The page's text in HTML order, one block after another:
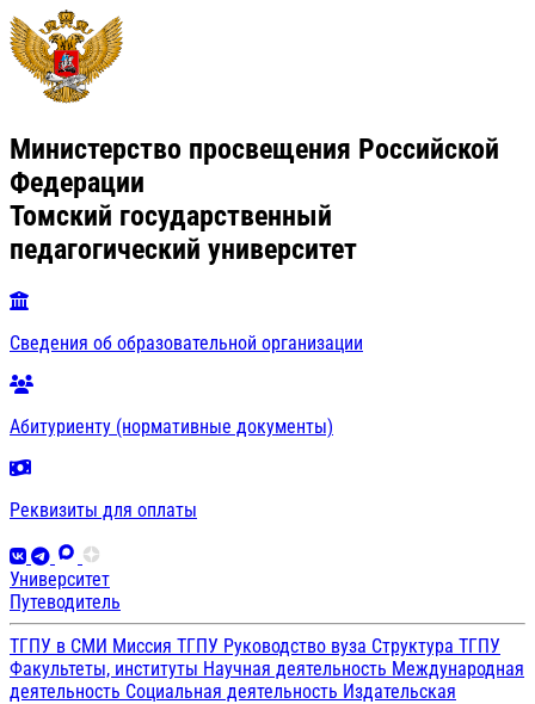
Министерство просвещения Российской
Федерации
Томский государственный
педагогический университет
Сведения об образовательной организации
Абитуриенту (нормативные документы)
Реквизиты для оплаты
Университет
Путеводитель
ТГПУ в СМИ Миссия ТГПУ Руководство вуза Структура ТГПУ
Факультеты, институты Научная деятельность Международная
деятельность Социальная деятельность Издательская